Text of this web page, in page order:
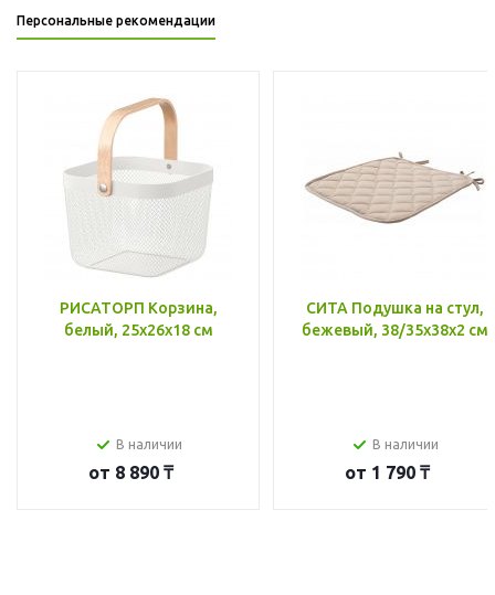
Персональные рекомендации
РИСАТОРП Корзина,
белый, 25x26x18 см
В наличии
от 8 890 ₸
СИТА Подушка на стул,
бежевый, 38/35x38x2 см
В наличии
от 1 790 ₸